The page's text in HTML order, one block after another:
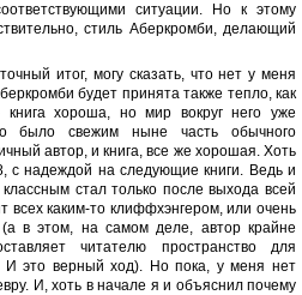
ситуации. Но к этому
стиль Аберкромби, делающий
итог, могу сказать, что нет у меня
будет принята также тепло, как
хороша, но мир вокруг него уже
было свежим ныне часть обычного
автор, и книга, все же хорошая. Хоть
с надеждой на следующие книги. Ведь и
стал только после выхода всей
всех каким-то клиффхэнгером, или очень
в этом, на самом деле, автор крайне
читателю пространство для
И это верный ход). Но пока, у меня нет
И, хоть в начале я и объяснил почему